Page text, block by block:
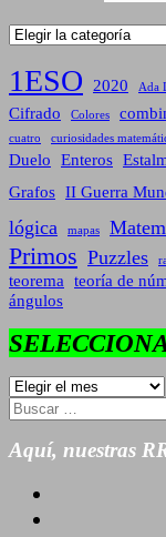
Categorías
1ESO 2020 Ada
Cifrado Colores
cuatro curiosidades
Duelo Enteros
Grafos II Guerra
lógica mapas
Primos Puzzles
teorema teoría de
ángulos
SELECCIONA
EL
MES
Buscar:
Aquí, nuestras